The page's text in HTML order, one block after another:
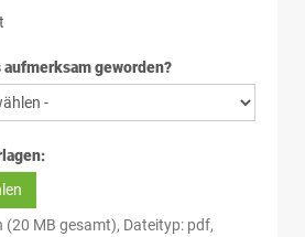
aufmerksam geworden?
:
(20 MB gesamt), Dateityp: pdf,